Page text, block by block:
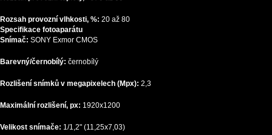
Rozsah provozní vlhkosti, %: 20 až 80
Specifikace fotoaparátu
Snímač: SONY Exmor CMOS
Barevný/černobílý: černobílý
Rozlišení snímků v megapixelech (Mpx): 2,3
Maximální rozlišení, px: 1920х1200
Velikost snímače: 1/1,2" (11,25x7,03)